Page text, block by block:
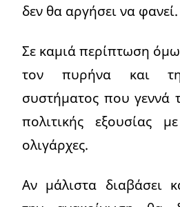
δεν θα αργήσει να φανεί.
Σε καμιά περίπτωση
τον πυρήνα και
συστήματος που γεννά
πολιτικής εξουσίας
ολιγάρχες.
Αν μάλιστα διαβάσει